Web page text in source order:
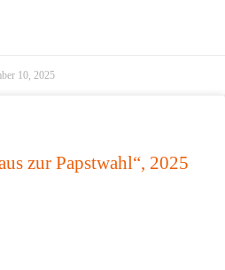
10, 2025
zur Papstwahl“, 2025